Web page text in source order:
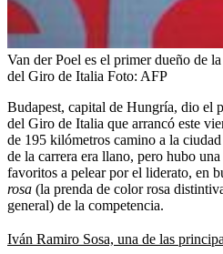
Van der Poel es el primer dueño de
del Giro de Italia Foto: AFP
Budapest, capital de Hungría, dio el
del Giro de Italia que arrancó este
de 195 kilómetros camino a la
de la carrera era llano, pero hubo
favoritos a pelear por el liderato, en
rosa (la prenda de color rosa
general) de la competencia.
Iván Ramiro Sosa, una de las